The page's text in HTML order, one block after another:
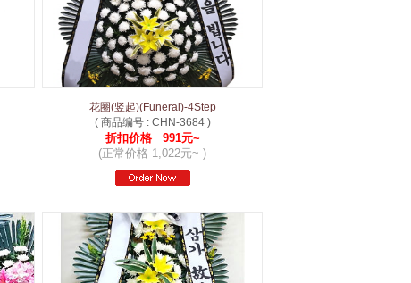
花圈(竖起)(Funeral)-4Step
( 商品编号 : CHN-3684 )
折扣价格 991元~
(正常价格 1,022元~)